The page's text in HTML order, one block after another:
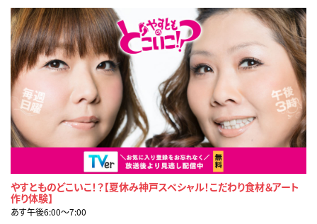
やすとものどこいこ！？【夏休み神戸スペシャル！こだわり食材＆アート
作り体験】
あす午後6:00〜7:00